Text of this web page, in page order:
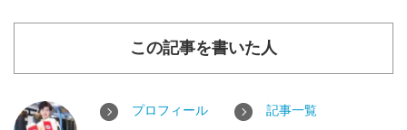
この記事を書いた人
プロフィール 記事一覧